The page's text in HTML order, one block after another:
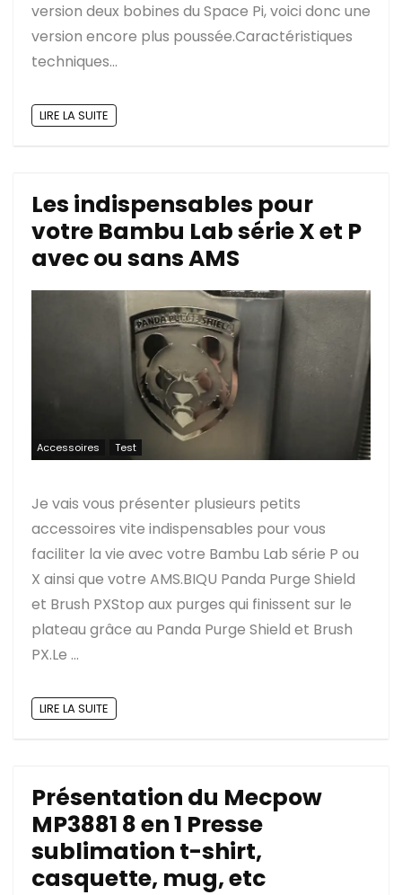
version deux bobines du Space Pi, voici donc une
version encore plus poussée.Caractéristiques
techniques...
LIRE LA SUITE
Les indispensables pour
votre Bambu Lab série X et P
avec ou sans AMS
Accessoires Test
Je vais vous présenter plusieurs petits
accessoires vite indispensables pour vous
faciliter la vie avec votre Bambu Lab série P ou
X ainsi que votre AMS.BIQU Panda Purge Shield
et Brush PXStop aux purges qui finissent sur le
plateau grâce au Panda Purge Shield et Brush
PX.Le ...
LIRE LA SUITE
Présentation du Mecpow
MP3881 8 en 1 Presse
sublimation t-shirt,
casquette, mug, etc